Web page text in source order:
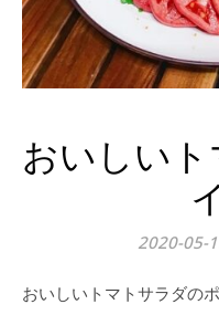
おいしい
2020-05-
おいしいトマトサラダのポイント 今回はタイトルにもあると